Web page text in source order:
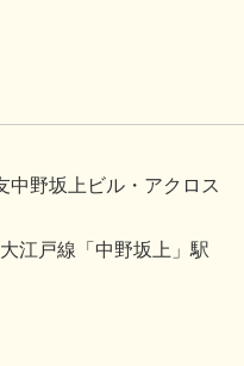
中野坂上ビル・アクロス
江戸線「中野坂上」駅